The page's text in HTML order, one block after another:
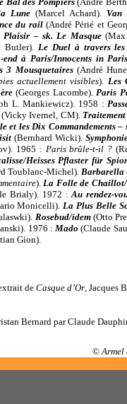
Lune (Marcel Achard).Van
du rail (André Périé et
Plaisir – sk. Le Masque
Butler). Le Duel à travers les
end à Paris/Innocents in Paris
3 Mousquetaires (André
actuellement visibles). Les
(Georges Lacombe).Paris
L. Mankiewicz). 1958 :
(Vicky Ivernel, CM).
et les Dix Commandements
(Bernhard Wicki).
1965 : Paris brûle-t-il ?
Heisses Pflaster für
Toublanc-Michel).Barbarella
).La Folle de
Brialy). 1972 :Au rendez-
Monicelli).La Plus Belle
Rosebud/idem (Otto
1976 :Mado (Claude
Gion).
de Casque d’Or, Jacques
Bernard par Claude
©Armel